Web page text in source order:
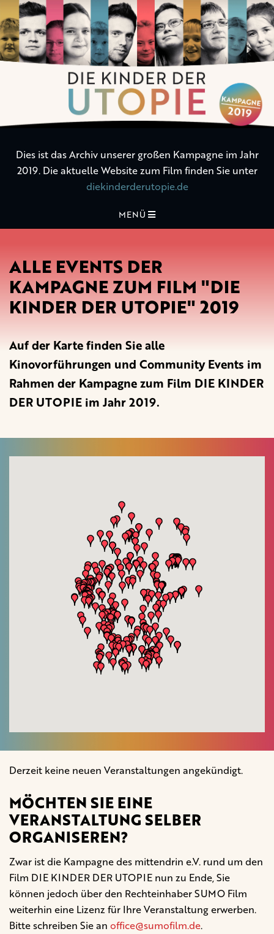
Die
Kinder
der
Dies ist das Archiv unserer großen Kampagne im Jahr
2019. Die aktuelle Website zum Film finden Sie unter
diekinderderutopie.de
MENÜ
ALLE EVENTS DER
KAMPAGNE ZUM FILM "DIE
KINDER DER UTOPIE" 2019
Auf der Karte finden Sie alle
Kinovorführungen und Community Events im
Rahmen der Kampagne zum Film DIE KINDER
DER UTOPIE im Jahr 2019.
Derzeit keine neuen Veranstaltungen angekündigt.
MÖCHTEN SIE EINE
VERANSTALTUNG SELBER
ORGANISEREN?
Zwar ist die Kampagne des mittendrin e.V. rund um den
Film DIE KINDER DER UTOPIE nun zu Ende, Sie
können jedoch über den Rechteinhaber SUMO Film
weiterhin eine Lizenz für Ihre Veranstaltung erwerben.
Bitte schreiben Sie an office@sumofilm.de.